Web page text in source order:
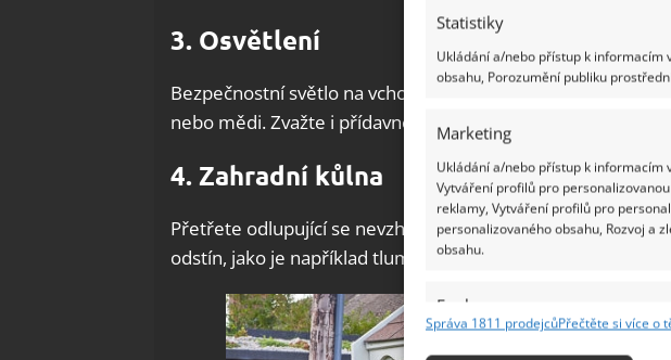
Statistiky
Ukládání a/nebo přístup k informacím
obsahu, Porozumění publiku
Marketing
Ukládání a/nebo přístup k informacím
Vytváření profilů pro
reklamy, Vytváření profilů pro
personalizovaného obsahu, Rozvoj a
obsahu.
Funkce
Správa 1811 prodejcůPřečtěte si více o
3. Osvětlení
Bezpečnostní světlo na vchodovými dveřmi nahraďte
nebo mědi. Zvažte i přídavné osvětlení pro zvýraznění vaší
4. Zahradní kůlna
Přetřete odlupující se nevzhlednou modrou barvu vaší
odstín, jako je například tlumeně růžová, akvamarínová či